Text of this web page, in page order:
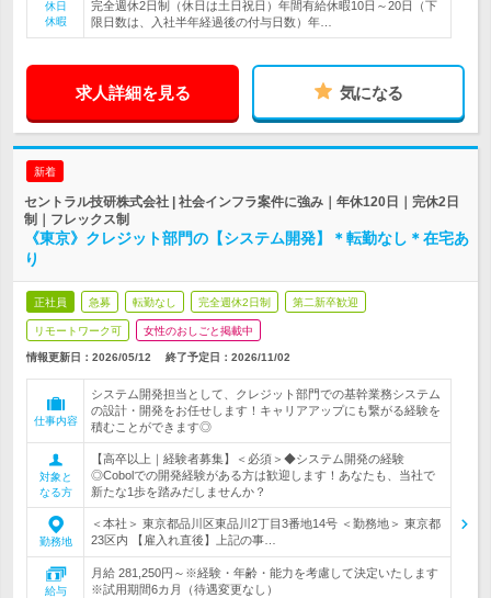
休日
休暇
完全週休2日制（休日は土日祝日）年間有給休暇10日～20日（下
限日数は、入社半年経過後の付与日数）年…
求人詳細を見る 気になる
新着
セントラル技研株式会社 | 社会インフラ案件に強み｜年休120日｜完休2日
制｜フレックス制
《東京》クレジット部門の【システム開発】＊転勤なし＊在宅あ
り
正社員 急募 転勤なし 完全週休2日制 第二新卒歓迎
リモートワーク可 女性のおしごと掲載中
情報更新日：2026/05/12 終了予定日： 2026/11/02
仕事内容
システム開発担当として、クレジット部門での基幹業務システム
の設計・開発をお任せします！キャリアアップにも繋がる経験を
積むことができます◎
対象と
なる方
【高卒以上｜経験者募集】＜必須＞◆システム開発の経験
◎Cobolでの開発経験がある方は歓迎します！あなたも、当社で
新たな1歩を踏みだしませんか？
勤務地
＜本社＞ 東京都品川区東品川2丁目3番地14号 ＜勤務地＞ 東京都
23区内 【雇入れ直後】上記の事…
給与
月給 281,250円～※経験・年齢・能力を考慮して決定いたします
※試用期間6カ月（待遇変更なし）